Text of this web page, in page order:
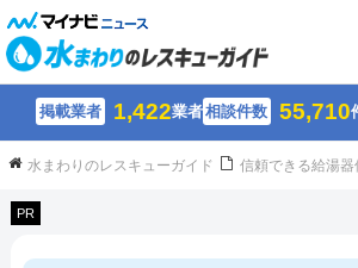
掲載業者 1,422業者相談件数 55,710
水まわりのレスキューガイド 信頼できる給湯
PR